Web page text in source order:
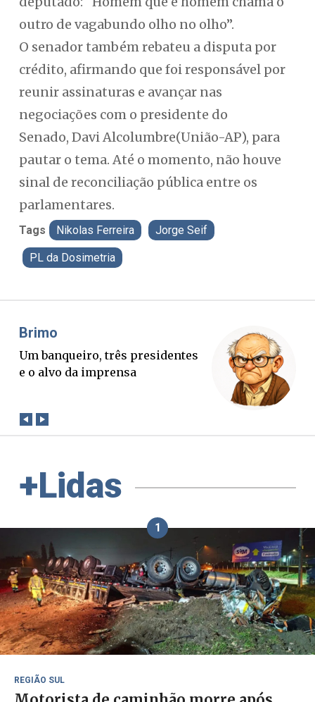
outro de vagabundo olho no olho”.
O senador também rebateu a disputa por
crédito, afirmando que foi responsável por
reunir assinaturas e avançar nas
negociações com o presidente do
Senado, Davi Alcolumbre(União-AP), para
pautar o tema. Até o momento, não houve
sinal de reconciliação pública entre os
parlamentares.
Tags Nikolas Ferreira Jorge Seif
PL da Dosimetria
Misael Elias
O Boato corre mais rápido que a
verdade. Mas quem paga a
+Lidas
1
REGIÃO SUL